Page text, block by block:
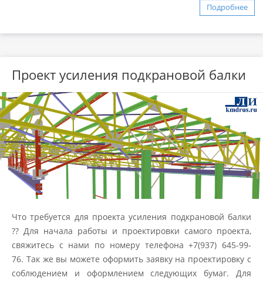
Подробнее
Проект усиления подкрановой балки
Что требуется для проекта усиления подкрановой балки
?? Для начала работы и проектировки самого проекта,
свяжитесь с нами по номеру телефона +7(937) 645-99-
76. Так же вы можете оформить заявку на проектировку с
соблюдением и оформлением следующих бумаг. Для